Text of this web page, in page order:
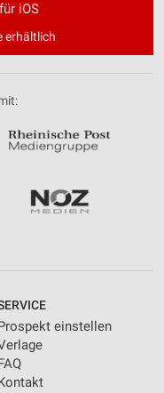
iOS
erhältlich
einstellen